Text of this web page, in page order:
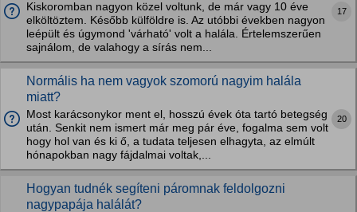
Kiskoromban nagyon közel voltunk, de már vagy 10 éve
elköltöztem. Később külföldre is. Az utóbbi években nagyon
leépült és úgymond 'várható' volt a halála. Értelemszerűen
sajnálom, de valahogy a sírás nem...
17
Normális ha nem vagyok szomorú nagyim halála
miatt?
Most karácsonykor ment el, hosszú évek óta tartó betegség
után. Senkit nem ismert már meg pár éve, fogalma sem volt
hogy hol van és ki ő, a tudata teljesen elhagyta, az elmúlt
hónapokban nagy fájdalmai voltak,...
20
Hogyan tudnék segíteni páromnak feldolgozni
nagypapája halálát?